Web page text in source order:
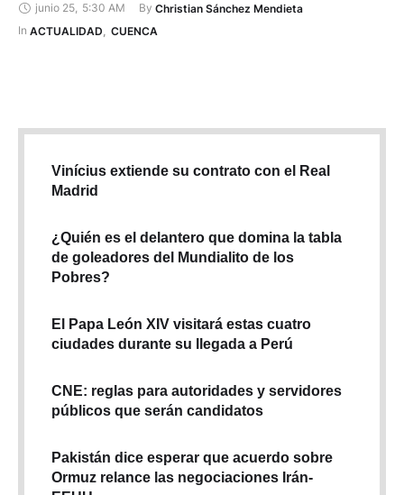
del cantón Cuenca. Esta normativa, que en resumen busca
prevenir la circulación de dos personas en motocicleta y, a su
junio 25, 5:30 AM By Christian Sánchez Mendieta
In ACTUALIDAD CUENCA
Vinícius extiende su contrato con el Real
Madrid
¿Quién es el delantero que domina la tabla
de goleadores del Mundialito de los
Pobres?
El Papa León XIV visitará estas cuatro
ciudades durante su llegada a Perú
CNE: reglas para autoridades y servidores
públicos que serán candidatos
Pakistán dice esperar que acuerdo sobre
Ormuz relance las negociaciones Irán-